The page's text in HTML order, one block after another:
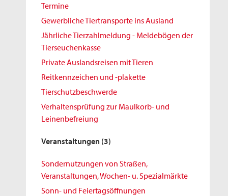
Termine
Gewerbliche Tiertransporte ins Ausland
Jährliche Tierzahlmeldung - Meldebögen der
Tierseuchenkasse
Private Auslandsreisen mit Tieren
Reitkennzeichen und -plakette
Tierschutzbeschwerde
Verhaltensprüfung zur Maulkorb- und
Leinenbefreiung
Veranstaltungen (3)
Sondernutzungen von Straßen,
Veranstaltungen, Wochen- u. Spezialmärkte
Sonn- und Feiertagsöffnungen